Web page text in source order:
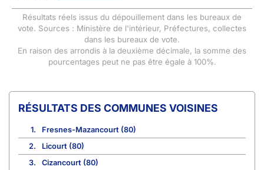
Résultats réels issus du dépouillement dans les bureaux de
vote. Sources : Ministère de l'intérieur, Préfectures, collectes
dans les bureaux de vote.
En raison des arrondis à la deuxième décimale, la somme des
pourcentages peut ne pas être égale à 100%.
COMMUNES VOISINES
1.
Fresnes-Mazancourt (80)
2.
Licourt (80)
3.
Cizancourt (80)